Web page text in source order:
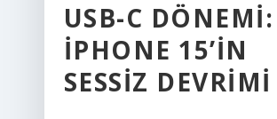
USB-C DÖNEMI:
IPHONE 15’IN
SESSIZ DEVRIMI